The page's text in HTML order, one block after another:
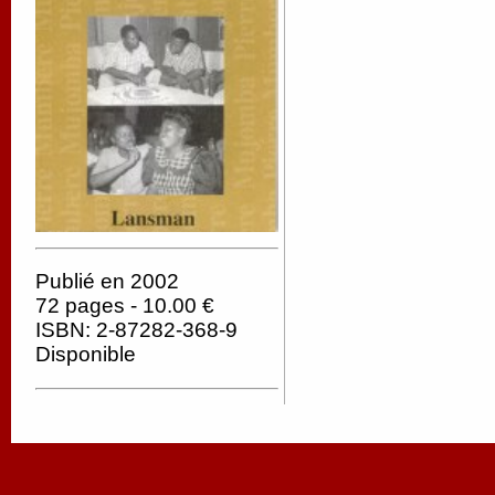
Publié en 2002
72 pages - 10.00 €
ISBN: 2-87282-368-9
Disponible